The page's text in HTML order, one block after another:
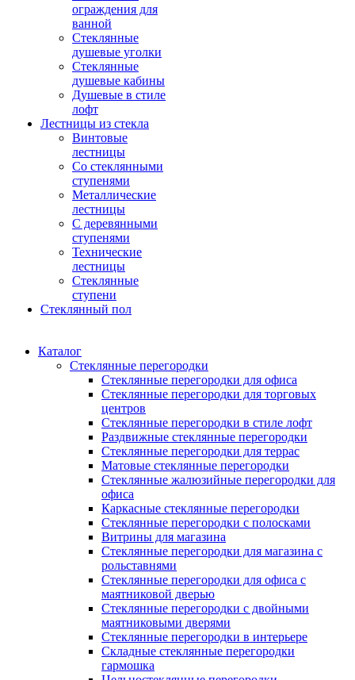
ограждения для
ванной
Стеклянные
душевые уголки
Стеклянные
душевые кабины
Душевые в стиле
лофт
Лестницы из стекла
Винтовые
лестницы
Со стеклянными
ступенями
Металлические
лестницы
С деревянными
ступенями
Технические
лестницы
Стеклянные
ступени
Стеклянный пол
Каталог
Cтеклянные перегородки
Стеклянные перегородки для офиса
Стеклянные перегородки для торговых
центров
Стеклянные перегородки в стиле лофт
Раздвижные стеклянные перегородки
Стеклянные перегородки для террас
Матовые стеклянные перегородки
Стеклянные жалюзийные перегородки для
офиса
Каркасные стеклянные перегородки
Стеклянные перегородки с полосками
Витрины для магазина
Стеклянные перегородки для магазина с
рольставнями
Стеклянные перегородки для офиса с
маятниковой дверью
Стеклянные перегородки с двойными
маятниковыми дверями
Стеклянные перегородки в интерьере
Складные стеклянные перегородки
гармошка